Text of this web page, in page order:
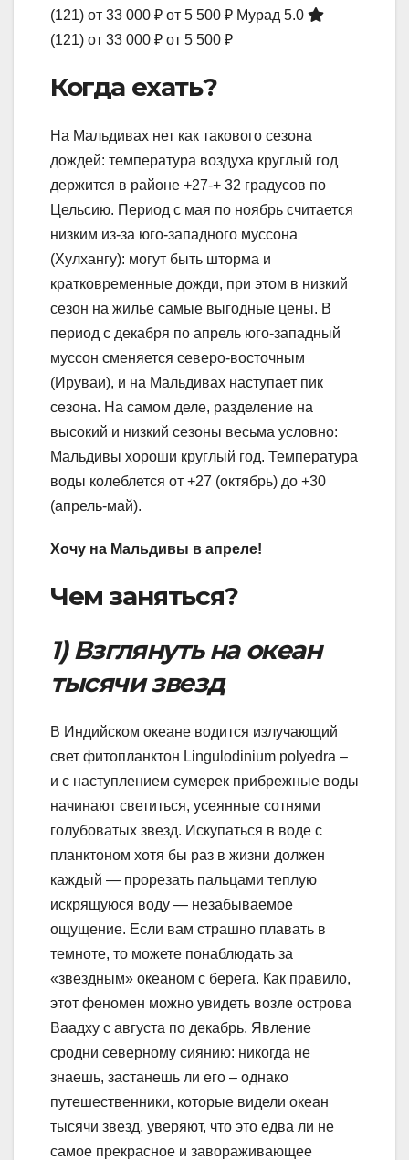
(121) от 33 000 ₽ от 5 500 ₽ Мурад 5.0
(121) от 33 000 ₽ от 5 500 ₽
Когда ехать?
На Мальдивах нет как такового сезона
дождей: температура воздуха круглый год
держится в районе +27-+ 32 градусов по
Цельсию. Период с мая по ноябрь считается
низким из-за юго-западного муссона
(Хулхангу): могут быть шторма и
кратковременные дожди, при этом в низкий
сезон на жилье самые выгодные цены. В
период с декабря по апрель юго-западный
муссон сменяется северо-восточным
(Ируваи), и на Мальдивах наступает пик
сезона. На самом деле, разделение на
высокий и низкий сезоны весьма условно:
Мальдивы хороши круглый год. Температура
воды колеблется от +27 (октябрь) до +30
(апрель-май).
Хочу на Мальдивы в апреле!
Чем заняться?
1) Взглянуть на океан
тысячи звезд
В Индийском океане водится излучающий
свет фитопланктон Lingulodinium polyedra –
и с наступлением сумерек прибрежные воды
начинают светиться, усеянные сотнями
голубоватых звезд. Искупаться в воде с
планктоном хотя бы раз в жизни должен
каждый — прорезать пальцами теплую
искрящуюся воду — незабываемое
ощущение. Если вам страшно плавать в
темноте, то можете понаблюдать за
«звездным» океаном с берега. Как правило,
этот феномен можно увидеть возле острова
Ваадху с августа по декабрь. Явление
сродни северному сиянию: никогда не
знаешь, застанешь ли его – однако
путешественники, которые видели океан
тысячи звезд, уверяют, что это едва ли не
самое прекрасное и завораживающее